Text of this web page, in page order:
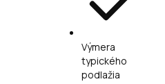
Výmera
typického
podlažia